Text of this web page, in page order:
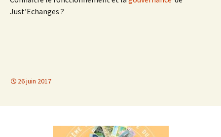
Just’Echanges ?
26 juin 2017